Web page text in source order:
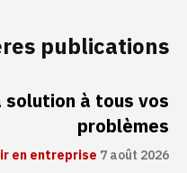
publications
à tous vos
problèmes
en entreprise 7 août 2026